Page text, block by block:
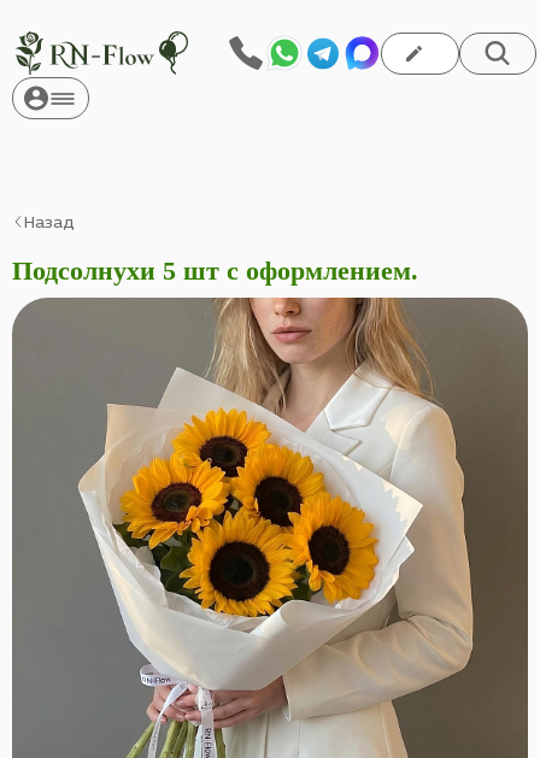
Назад
Подсолнухи 5 шт с оформлением.